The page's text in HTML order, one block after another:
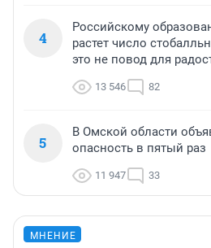
4
Российскому
растет число
это не повод для
13 546 82
5
В Омской области
опасность в пятый раз
11 947 33
МНЕНИЕ